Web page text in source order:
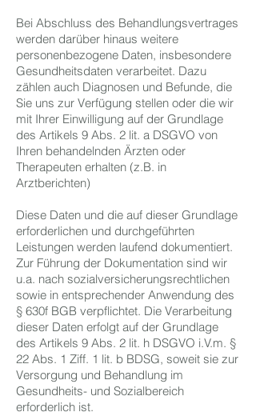
Bei Abschluss des Behandlungsvertrages
werden darüber hinaus weitere
personenbezogene Daten, insbesondere
Gesundheitsdaten verarbeitet. Dazu
zählen auch Diagnosen und Befunde, die
Sie uns zur Verfügung stellen oder die wir
mit Ihrer Einwilligung auf der Grundlage
des Artikels 9 Abs. 2 lit. a DSGVO von
Ihren behandelnden Ärzten oder
Therapeuten erhalten (z.B. in
Arztberichten)
Diese Daten und die auf dieser Grundlage
erforderlichen und durchgeführten
Leistungen werden laufend dokumentiert.
Zur Führung der Dokumentation sind wir
u.a. nach sozialversicherungsrechtlichen
sowie in entsprechender Anwendung des
§ 630f BGB verpflichtet. Die Verarbeitung
dieser Daten erfolgt auf der Grundlage
des Artikels 9 Abs. 2 lit. h DSGVO i.V.m. §
22 Abs. 1 Ziff. 1 lit. b BDSG, soweit sie zur
Versorgung und Behandlung im
Gesundheits- und Sozialbereich
erforderlich ist.